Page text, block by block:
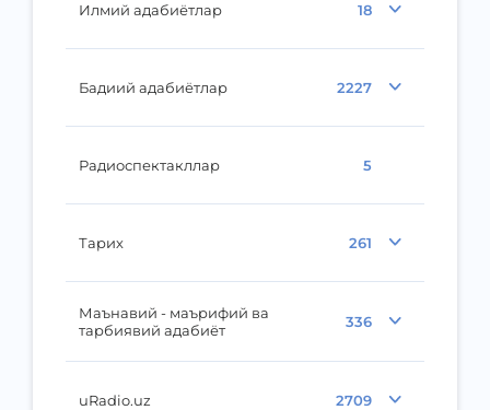
Илмий адабиётлар 18
Бадиий адабиётлар 2227
Радиоспектакллар 5
Тарих 261
Маънавий - маърифий ва
тарбиявий адабиёт
336
uRadio.uz 2709